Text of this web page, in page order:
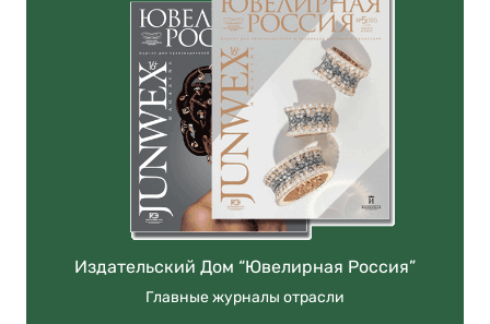
Издательский Дом “Ювелирная Россия”
Главные журналы отрасли